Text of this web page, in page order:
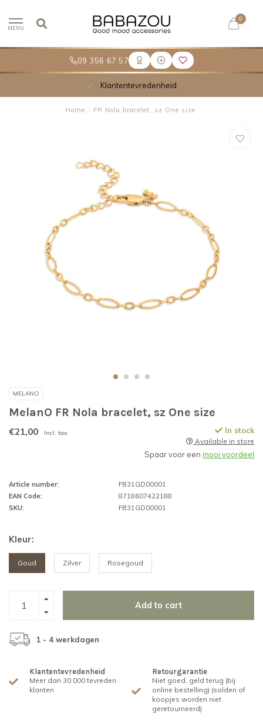
09 356 67 57
MENU
0
Klantentevredenheid
Home / FR Nola bracelet, sz One size
MELANO
MelanO FR Nola bracelet, sz One size
€21,00 Incl. tax In stock
Available in store
Spaar voor een mooi voordeel
Article number:
FB31GD00001
EAN Code:
8718607422188
SKU:
FB31GD00001
Kleur:
Goud Zilver Rosegoud
Add to cart
1 - 4 werkdagen
Klantentevredenheid
Meer dan 30.000 tevreden
klanten
Retourgarantie
Niet goed, geld terug (bij
online bestelling) (solden of
koopjes worden niet
geretourneerd)